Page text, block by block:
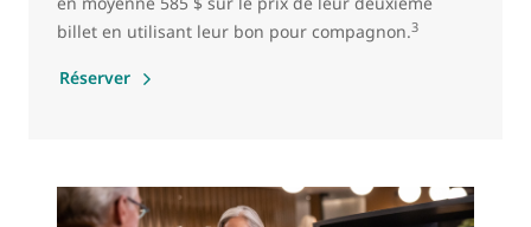
billet en utilisant leur bon pour compagnon.3
Réserver